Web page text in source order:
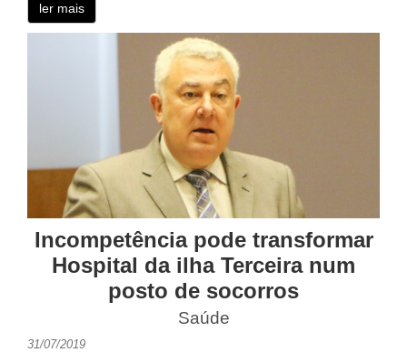
ler mais
Incompetência pode transformar
Hospital da ilha Terceira num
posto de socorros
Saúde
31/07/2019